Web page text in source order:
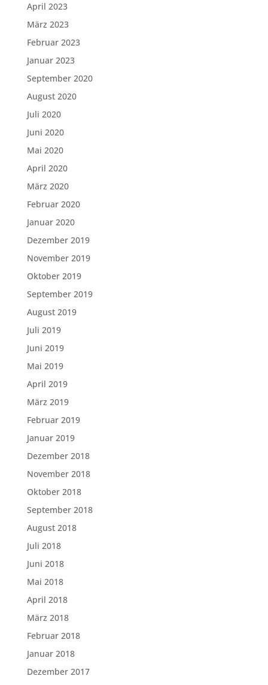
April 2023
März 2023
Februar 2023
Januar 2023
September 2020
August 2020
Juli 2020
Juni 2020
Mai 2020
April 2020
März 2020
Februar 2020
Januar 2020
Dezember 2019
November 2019
Oktober 2019
September 2019
August 2019
Juli 2019
Juni 2019
Mai 2019
April 2019
März 2019
Februar 2019
Januar 2019
Dezember 2018
November 2018
Oktober 2018
September 2018
August 2018
Juli 2018
Juni 2018
Mai 2018
April 2018
März 2018
Februar 2018
Januar 2018
Dezember 2017